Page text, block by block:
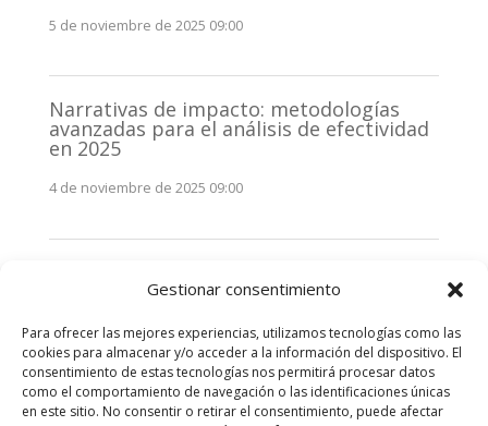
Gestionar consentimiento
Para ofrecer las mejores experiencias, utilizamos tecnologías como las
cookies para almacenar y/o acceder a la información del dispositivo. El
consentimiento de estas tecnologías nos permitirá procesar datos
como el comportamiento de navegación o las identificaciones únicas
en este sitio. No consentir o retirar el consentimiento, puede afectar
5 de noviembre de 2025 09:00
Narrativas de impacto: metodologías
avanzadas para el análisis de efectividad
en 2025
4 de noviembre de 2025 09:00
stakeholders en 2025: La clave de la
3 de noviembre de 2025 09:00
Comentarios recientes